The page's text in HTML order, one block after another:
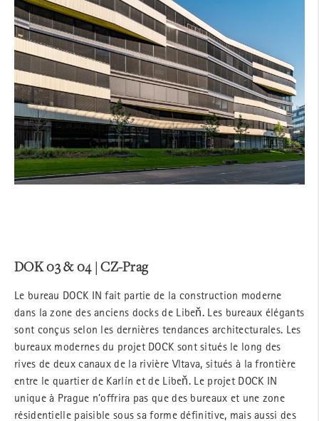
DOK 03 & 04 | CZ-Prag
Le bureau DOCK IN fait partie de la construction moderne
dans la zone des anciens docks de Libeň. Les bureaux élégants
sont conçus selon les dernières tendances architecturales. Les
bureaux modernes du projet DOCK sont situés le long des
rives de deux canaux de la rivière Vltava, situés à la frontière
entre le quartier de Karlín et de Libeň. Le projet DOCK IN
unique à Prague n’offrira pas que des bureaux et une zone
résidentielle paisible sous sa forme définitive, mais aussi des